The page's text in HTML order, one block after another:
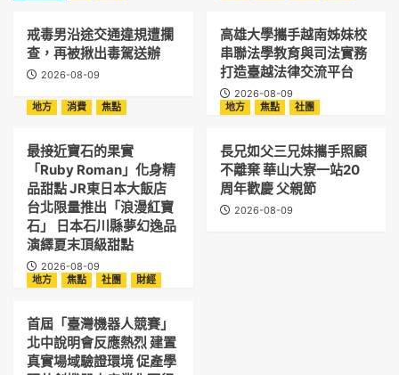
戒毒男沿途交通違規遭攔
查，再被揪出毒駕送辦
2026-08-09
高雄大學攜手越南姊妹校
串聯法學教育與司法實務
打造臺越法律交流平台
2026-08-09
地方
消費 焦點
最接近寶石的果實
「Ruby Roman」化身精
品甜點 JR東日本大飯店
台北限量推出「浪漫紅寶
石」 日本石川縣夢幻逸品
演繹夏末頂級甜點
2026-08-09
地方 焦點 社團
長兄如父三兄妹攜手照顧
不離棄 華山大寮一站20
周年歡慶 父親節
2026-08-09
地方 焦點 社團 財經
首屆「臺灣機器人競賽」
北中說明會反應熱烈 建置
真實場域驗證環境 促產學